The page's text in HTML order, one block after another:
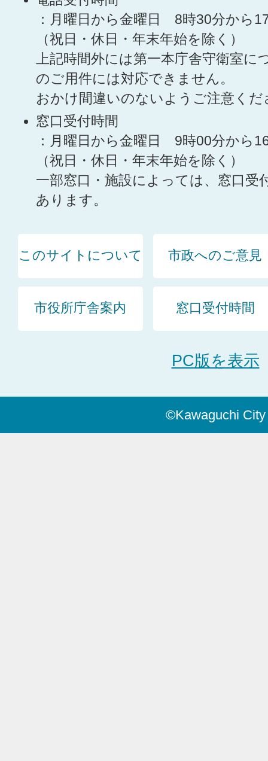
：月曜日から金曜日 8時30分から
（祝日・休日・年末年始を除く）
上記時間外には第一本庁舎守衛室に
のご用件には対応できません。
おかけ間違いのないようご注意くだ
窓口受付時間
：月曜日から金曜日 9時00分から
（祝日・休日・年末年始を除く）
一部窓口・施設によっては、窓口受
あります。
このサイトについて 市政へのご意見
市役所庁舎案内 窓口受付時間
PC版を表示
©Kawaguchi City